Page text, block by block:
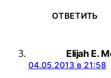
ОТВЕТИТЬ
Elijah E.
04.05.2013 в 21:58